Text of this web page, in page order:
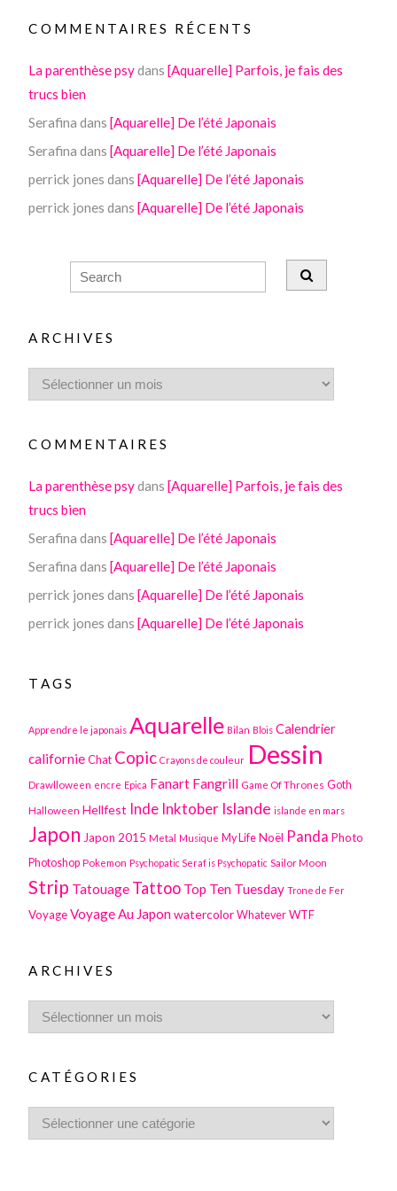
COMMENTAIRES RÉCENTS
La parenthèse psydans[Aquarelle] Parfois, je fais des
trucs bien
Serafina dans[Aquarelle] De l’été Japonais
Serafina dans[Aquarelle] De l’été Japonais
perrick jones dans[Aquarelle] De l’été Japonais
perrick jones dans[Aquarelle] De l’été Japonais
ARCHIVES
COMMENTAIRES
La parenthèse psydans[Aquarelle] Parfois, je fais des
trucs bien
Serafina dans[Aquarelle] De l’été Japonais
Serafina dans[Aquarelle] De l’été Japonais
perrick jones dans[Aquarelle] De l’été Japonais
perrick jones dans[Aquarelle] De l’été Japonais
TAGS
Apprendre le japonais Aquarelle Bilan Blois Calendrier
californie Chat Copic Crayons de couleur Dessin
Drawlloween encre Epica Fanart Fangrill Game Of Thrones Goth
Halloween Hellfest Inde Inktober Islande islande en mars
Japon Japon 2015 Metal Musique My Life Noël Panda Photo
Photoshop Pokemon Psychopatic Seraf is Psychopatic Sailor Moon
Strip Tatouage Tattoo Top Ten Tuesday Trone de Fer
Voyage Voyage Au Japon watercolor Whatever WTF
ARCHIVES
CATÉGORIES